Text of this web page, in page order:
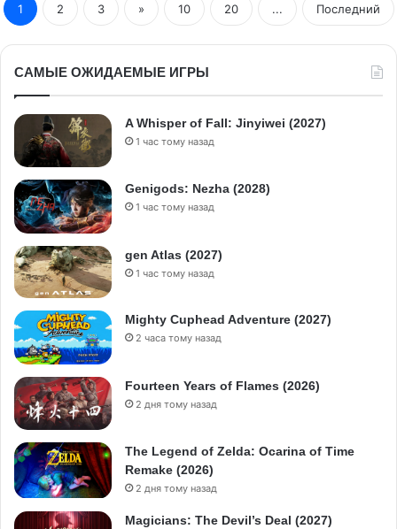
1 2 3 » 10 20 ... Последний
САМЫЕ ОЖИДАЕМЫЕ ИГРЫ
A Whisper of Fall: Jinyiwei (2027)
1 час тому назад
Genigods: Nezha (2028)
1 час тому назад
gen Atlas (2027)
1 час тому назад
Mighty Cuphead Adventure (2027)
2 часа тому назад
Fourteen Years of Flames (2026)
2 дня тому назад
The Legend of Zelda: Ocarina of Time
Remake (2026)
2 дня тому назад
Magicians: The Devil’s Deal (2027)